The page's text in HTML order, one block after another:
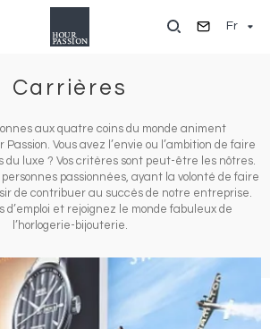
Fr
Carrières
aux quatre coins du monde animent
Vous avez l’envie ou l’ambition de faire
du luxe ? Vos critères sont peut-être les nôtres.
passionnées, ayant la volonté de faire
de contribuer au succès de notre entreprise.
d’emploi et rejoignez le monde fabuleux de
l’horlogerie-bijouterie.